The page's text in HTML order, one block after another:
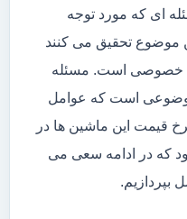
ای که مورد توجه
موضوع تحقیق می کنند
خصوصی است. مسئله
موضوعی است که عوامل
قیمت این ماشین ها در
که در ادامه سعی می
بپردازیم.